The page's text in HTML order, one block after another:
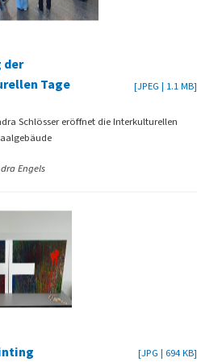
der
Tage
[JPEG | 1.1 MB]
Schlösser eröffnet die Interkulturellen
Engels
[JPG | 694 KB]